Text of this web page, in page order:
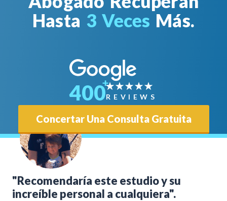
Hasta 3 Veces Más.
Concertar Una Consulta Gratuita
400REVIEWS
"Recomendaría este estudio y su
increíble personal a cualquiera".